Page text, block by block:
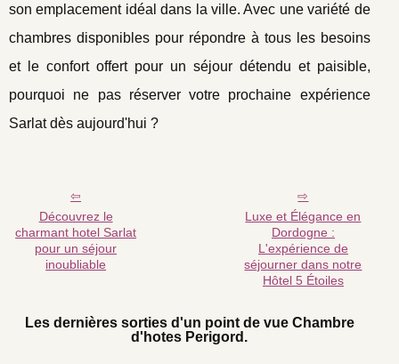
son emplacement idéal dans la ville. Avec une variété de
chambres disponibles pour répondre à tous les besoins
et le confort offert pour un séjour détendu et paisible,
pourquoi ne pas réserver votre prochaine expérience
Sarlat dès aujourd'hui ?
Découvrez le
charmant hotel Sarlat
pour un séjour
inoubliable
Luxe et Élégance en
Dordogne :
L'expérience de
séjourner dans notre
Hôtel 5 Étoiles
Les dernières sorties d'un point de vue Chambre
d'hotes Perigord.